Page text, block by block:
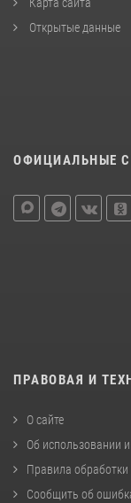
Открытые данные
ОФИЦИАЛЬНЫЕ
ПРАВОВАЯ И
О сайте
Об использовании
Правила
Сообщить об